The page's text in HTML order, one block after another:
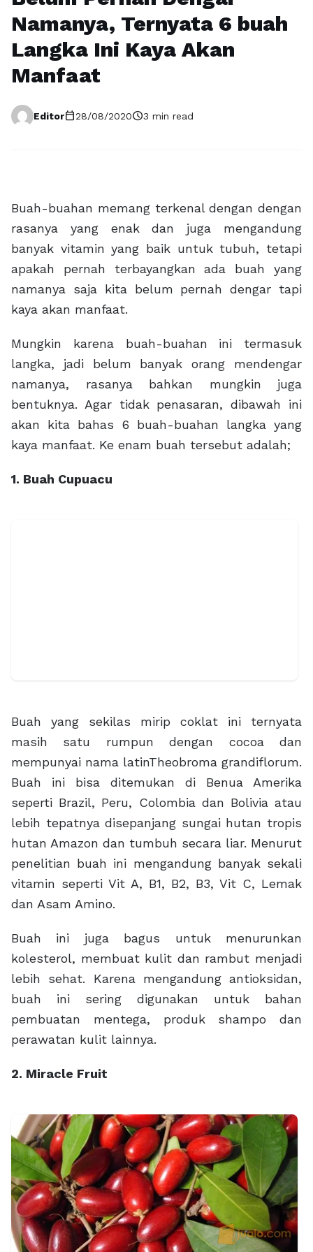
Namanya, Ternyata 6 buah
Langka Ini Kaya Akan
Manfaat
Editorcalendar_today28/08/2020schedule3 min read
Buah-buahan memang terkenal dengan dengan
rasanya yang enak dan juga mengandung
banyak vitamin yang baik untuk tubuh, tetapi
apakah pernah terbayangkan ada buah yang
namanya saja kita belum pernah dengar tapi
kaya akan manfaat.
Mungkin karena buah-buahan ini termasuk
langka, jadi belum banyak orang mendengar
namanya, rasanya bahkan mungkin juga
bentuknya. Agar tidak penasaran, dibawah ini
akan kita bahas 6 buah-buahan langka yang
kaya manfaat. Ke enam buah tersebut adalah;
1. Buah Cupuacu
Buah yang sekilas mirip coklat ini ternyata
masih satu rumpun dengan cocoa dan
mempunyai nama latinTheobroma grandiflorum.
Buah ini bisa ditemukan di Benua Amerika
seperti Brazil, Peru, Colombia dan Bolivia atau
lebih tepatnya disepanjang sungai hutan tropis
hutan Amazon dan tumbuh secara liar. Menurut
penelitian buah ini mengandung banyak sekali
vitamin seperti Vit A, B1, B2, B3, Vit C, Lemak
dan Asam Amino.
Buah ini juga bagus untuk menurunkan
kolesterol, membuat kulit dan rambut menjadi
lebih sehat. Karena mengandung antioksidan,
buah ini sering digunakan untuk bahan
pembuatan mentega, produk shampo dan
perawatan kulit lainnya.
2. Miracle Fruit